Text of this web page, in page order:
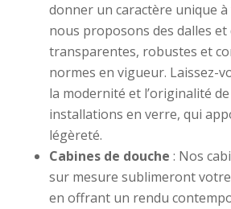
donner un caractère unique
nous proposons des dalles et
transparentes, robustes et
normes en vigueur. Laissez-
la modernité et l’originalité de
installations en verre, qui
légèreté.
Cabines de douche : Nos
sur mesure sublimeront
en offrant un rendu